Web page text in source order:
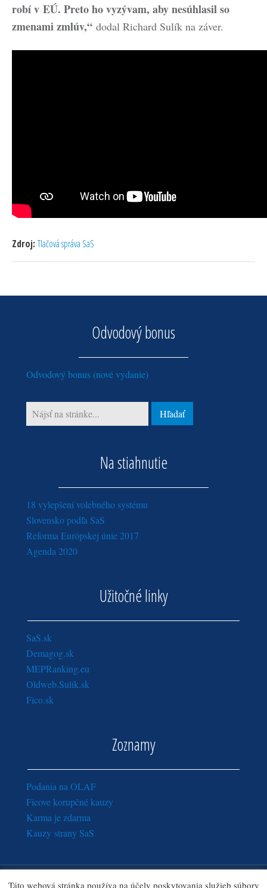
robí v EÚ. Preto ho vyzývam, aby nesúhlasil so
zmenami zmlúv,“ dodal Richard Sulík na záver.
Zdroj:Tlačová správa SaS
Odvodový bonus
Odvodový bonus (nové vydanie)
Na stiahnutie
18 vylepšení volebného systému
Slovensko podľa SaS
Reforma Európskej únie 2017
Agenda 2020
Užitočné linky
SaS.sk
Demagog.sk
MEPRanking.eu
Oldweb.Sulik.sk
Fico.sk
Zoznamy
Podania na OLAF
Ficove korupčné kauzy
Karma je zdarma
Kauzy strany SaS
Copyright © 2016 - 2018 Sulik.sk · Všetky práva vyhradené.
Táto webová stránka používa na účely poskytovania služieb súbory